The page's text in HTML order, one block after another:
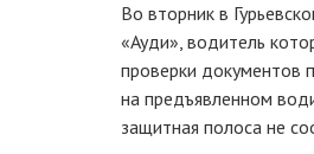
Во вторник в
«Ауди», водитель
проверки документов
на предъявленном
защитная полоса не